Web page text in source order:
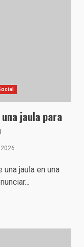
jaula para
jaula en una